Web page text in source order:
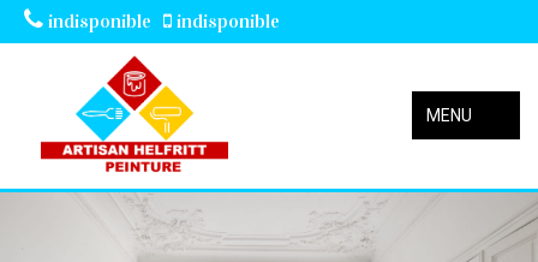
indisponible indisponible
MENU